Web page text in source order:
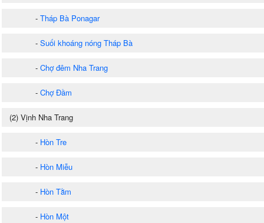
- Tháp Bà Ponagar
- Suối khoáng nóng Tháp Bà
- Chợ đêm Nha Trang
- Chợ Đầm
(2) Vịnh Nha Trang
- Hòn Tre
- Hòn Miễu
- Hòn Tằm
- Hòn Một